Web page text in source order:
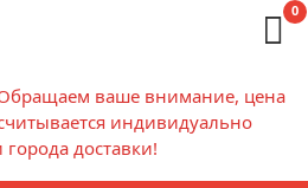
0
ваше внимание, цена
индивидуально
города доставки!